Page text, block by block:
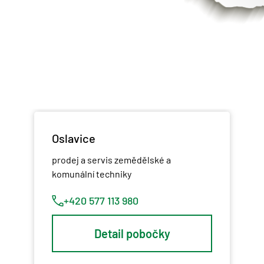
Oslavice
prodej a servis zemědělské a
komunální techniky
+420 577 113 980
Detail pobočky